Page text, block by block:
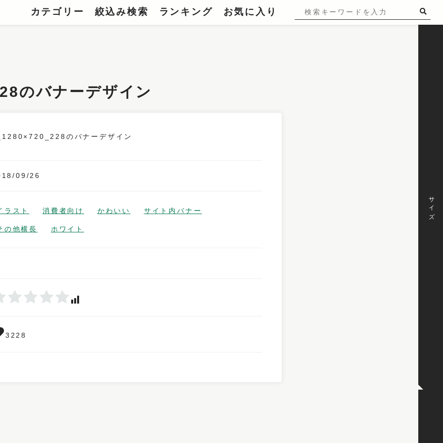
お気に入り
ランキング
絞込み検索
カテゴリー
サイズ
のバナーデザイン
09/26
ラスト 消費者向け かわいい サイト内バナー
の他横長 ホワイト
3228